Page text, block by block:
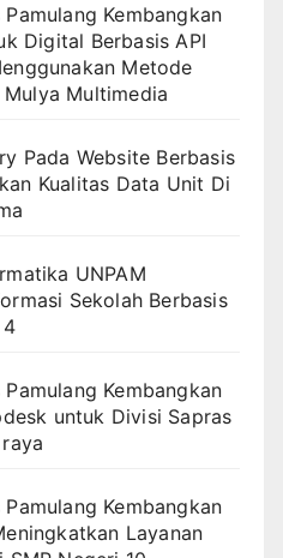
Kembangkan
Digital Berbasis API
Metode
Mulya Multimedia
Pada Website Berbasis
Kualitas Data Unit Di
UNPAM
Sekolah Berbasis
4
Kembangkan
untuk Divisi Sapras
Kembangkan
Layanan